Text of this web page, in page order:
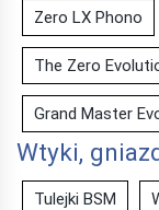
Zero LX Phono
The Zero
Grand Master
Wtyki,
Tulejki BSM